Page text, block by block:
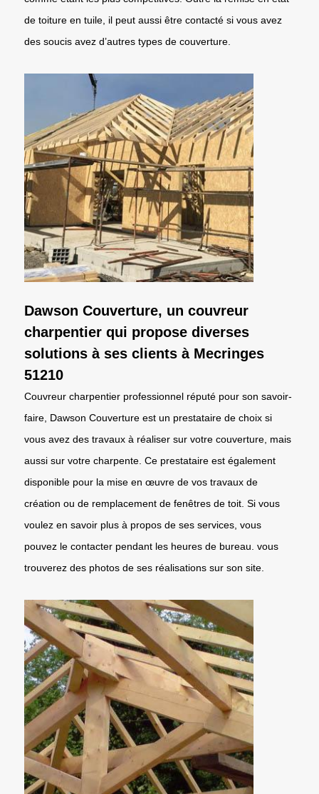
de toiture en tuile, il peut aussi être contacté si vous avez
des soucis avez d’autres types de couverture.
Dawson Couverture, un couvreur
charpentier qui propose diverses
solutions à ses clients à Mecringes
51210
Couvreur charpentier professionnel réputé pour son savoir-
faire, Dawson Couverture est un prestataire de choix si
vous avez des travaux à réaliser sur votre couverture, mais
aussi sur votre charpente. Ce prestataire est également
disponible pour la mise en œuvre de vos travaux de
création ou de remplacement de fenêtres de toit. Si vous
voulez en savoir plus à propos de ses services, vous
pouvez le contacter pendant les heures de bureau. vous
trouverez des photos de ses réalisations sur son site.